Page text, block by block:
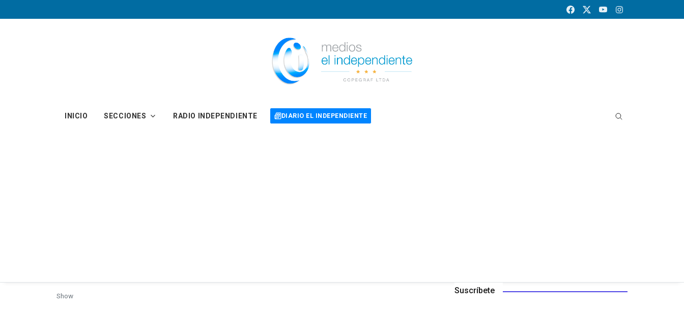
INICIO SECCIONES RADIO INDEPENDIENTE DIARIO EL INDEPENDIENTE
Show
Suscríbete